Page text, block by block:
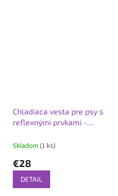
Chladiaca vesta pre psy s
reflexnými prvkami -
Skladom (1 ks)
€28
DETAIL